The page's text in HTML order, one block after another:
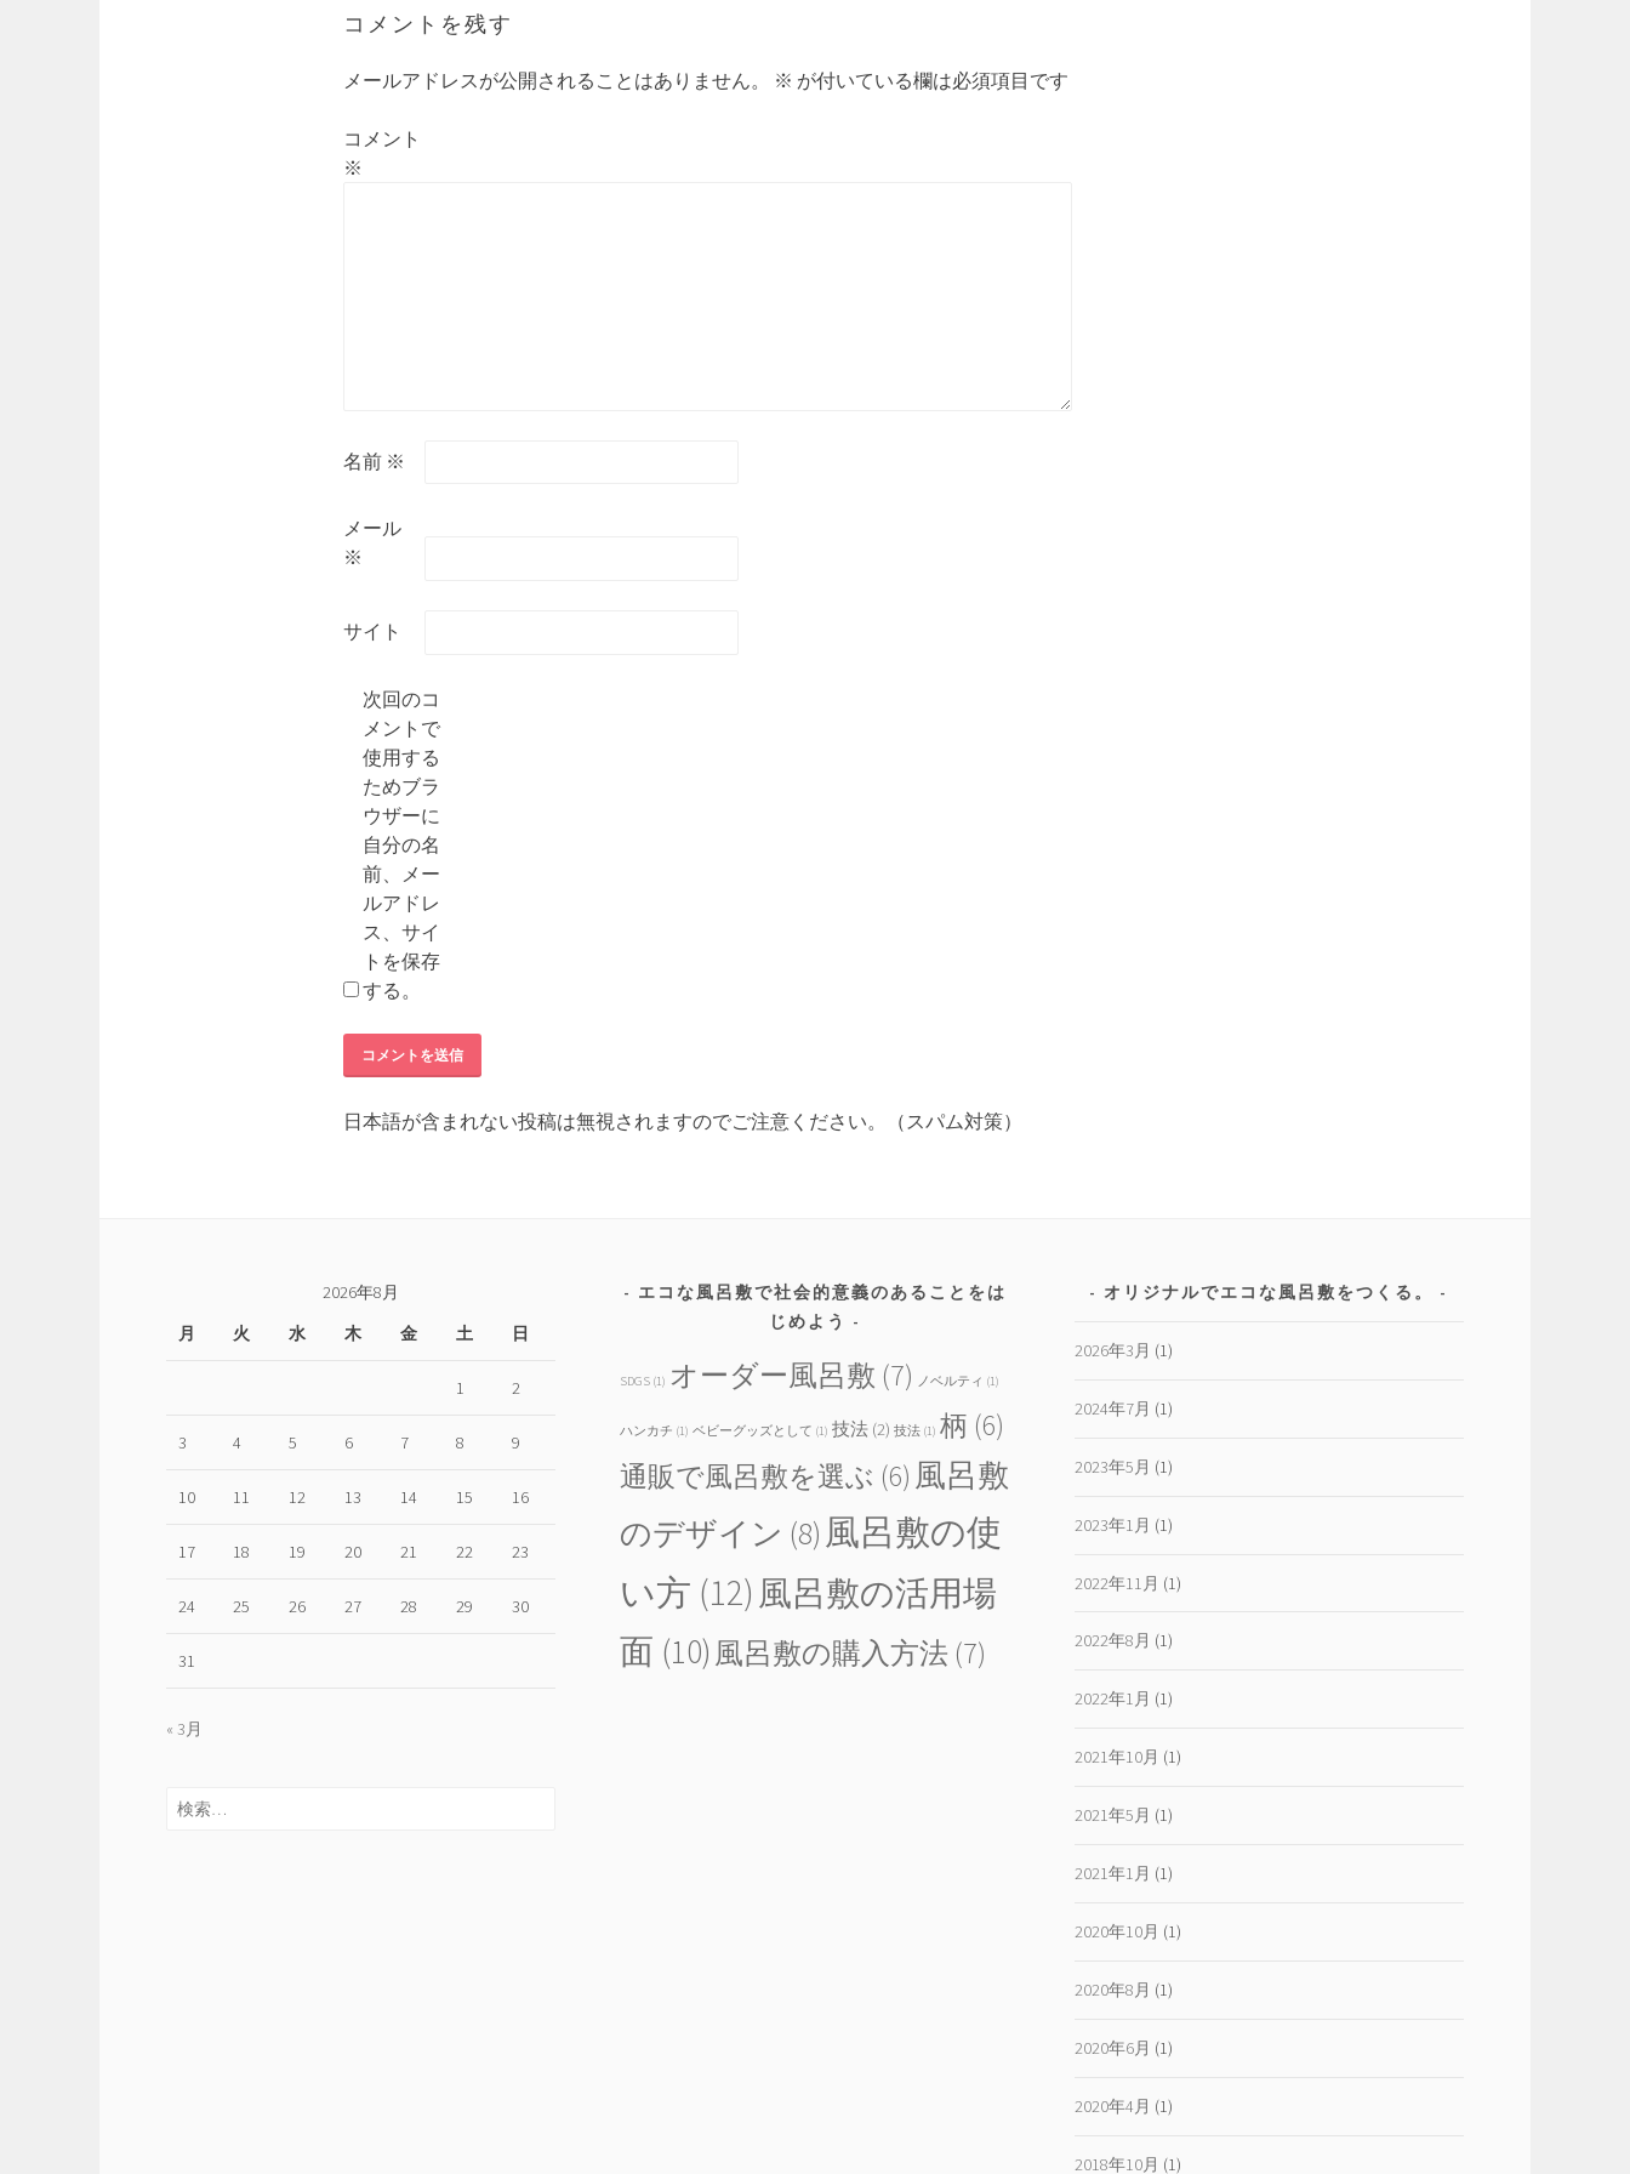
コメントを残す
メールアドレスが公開されることはありません。 ※ が付いている欄は必須項目です
コメント
※
名前 ※
メール
※
サイト
次回のコ
メントで
使用する
ためブラ
ウザーに
自分の名
前、メー
ルアドレ
ス、サイ
トを保存
する。
日本語が含まれない投稿は無視されますのでご注意ください。（スパム対策）
2026年8月
月
火 水 木 金 土 日
1 2
3 4 5 6 7 8 9
10 11 12 13 14 15 16
17 18 19 20 21 22 23
24 25 26 27 28 29 30
31
« 3月
検
エコな風呂敷で社会的意義のあることをは
じめよう
SDGS (1) オーダー風呂敷 (7) ノベルティ (1)
ハンカチ (1) ベビーグッズとして (1) 技法 (2) 技法 (1) 柄 (6)
通販で風呂敷を選ぶ (6) 風呂敷
のデザイン (8) 風呂敷の使
い方 (12) 風呂敷の活用場
面 (10) 風呂敷の購入方法 (7)
オリジナルでエコな風呂敷をつくる。
2026年3月 (1)
2024年7月 (1)
2023年5月 (1)
2023年1月 (1)
2022年11月 (1)
2022年8月 (1)
2022年1月 (1)
2021年10月 (1)
2021年5月 (1)
2021年1月 (1)
2020年10月 (1)
2020年8月 (1)
2020年6月 (1)
2020年4月 (1)
2018年10月 (1)